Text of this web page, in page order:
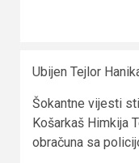
Ubijen Tejlor
Šokantne vijesti
Košarkaš Himkija
obračuna sa